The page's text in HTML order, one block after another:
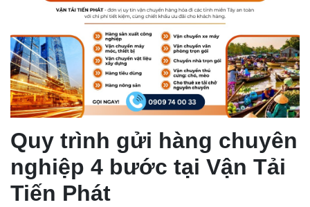
Quy trình gửi hàng chuyên
nghiệp 4 bước tại Vận Tải
Tiến Phát